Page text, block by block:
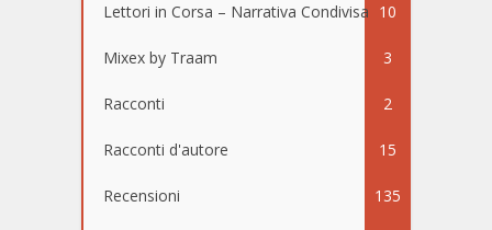
Lettori in Corsa – Narrativa Condivisa 10
Mixex by Traam 3
Racconti 2
Racconti d'autore 15
Recensioni 135